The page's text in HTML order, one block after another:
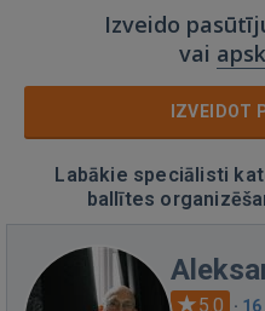
Izveido
vai
IZVEIDOT
Labākie speciālisti
ballītes
5.0 ·